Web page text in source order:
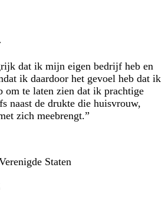
dat ik mijn eigen bedrijf heb en
ik daardoor het gevoel heb dat ik
om te laten zien dat ik prachtige
naast de drukte die huisvrouw,
zich meebrengt.”
Staten